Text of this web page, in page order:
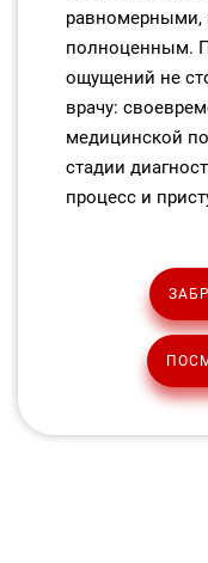
равномерными,
полноценным.
ощущений не
врачу:
медицинской
стадии
процесс и